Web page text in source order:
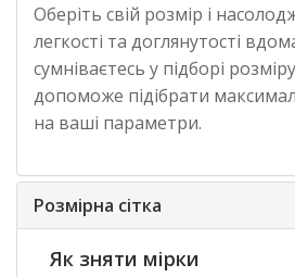
Оберіть свій розмір і
легкості та доглянутості
сумніваєтесь у підборі
допоможе підібрати
на ваші параметри.
Розмірна сітка
Як зняти мірки